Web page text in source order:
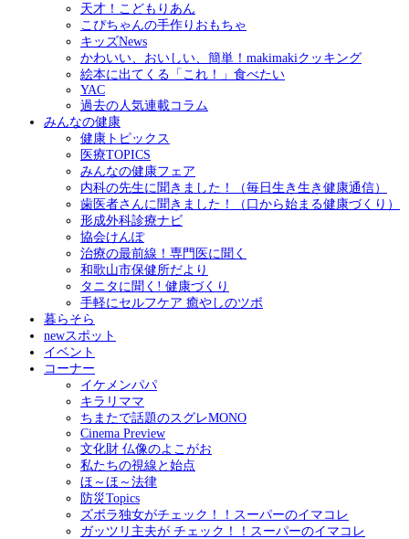
天才！こどもりあん
こぴちゃんの手作りおもちゃ
キッズNews
かわいい、おいしい、簡単！makimakiクッキング
絵本に出てくる「これ！」食べたい
YAC
過去の人気連載コラム
みんなの健康
健康トピックス
医療TOPICS
みんなの健康フェア
内科の先生に聞きました！（毎日生き生き健康通信）
歯医者さんに聞きました！（口から始まる健康づくり）
形成外科診療ナビ
協会けんぽ
治療の最前線！専門医に聞く
和歌山市保健所だより
タニタに聞く! 健康づくり
手軽にセルフケア 癒やしのツボ
暮らそら
newスポット
イベント
コーナー
イケメンパパ
キラリママ
ちまたで話題のスグレMONO
Cinema Preview
文化財 仏像のよこがお
私たちの視線と始点
ほ～ほ～法律
防災Topics
ズボラ独女がチェック！！スーパーのイマコレ
ガッツリ主夫が チェック！！スーパーのイマコレ